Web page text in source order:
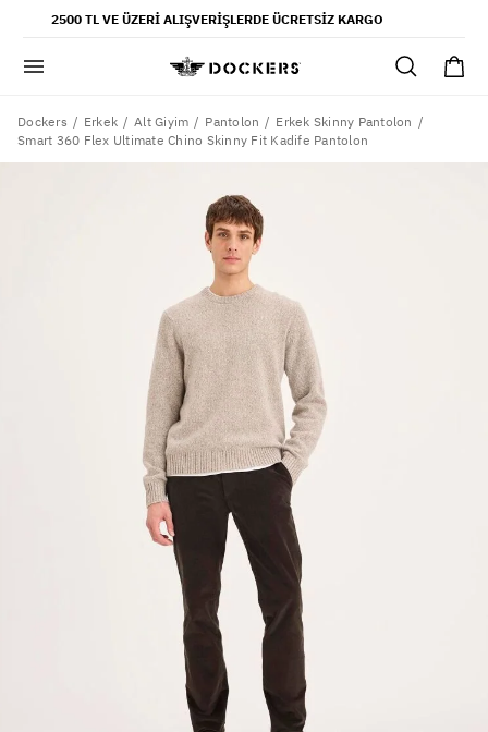
2500 TL VE ÜZERI ALIŞVERIŞLERDE ÜCRETSIZ KARGO
gömlek
şort
ultimate chino pantolon
Dockers Erkek Alt Giyim Pantolon
Erkek Skinny Pantolon
Smart 360 Flex Ultimate Chino Skinny Fit Kadife Pantolon